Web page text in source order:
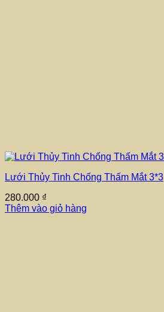
Lưới Thủy Tinh Chống Thấm Mắt 3*3
280.000 ₫
Thêm vào giỏ hàng